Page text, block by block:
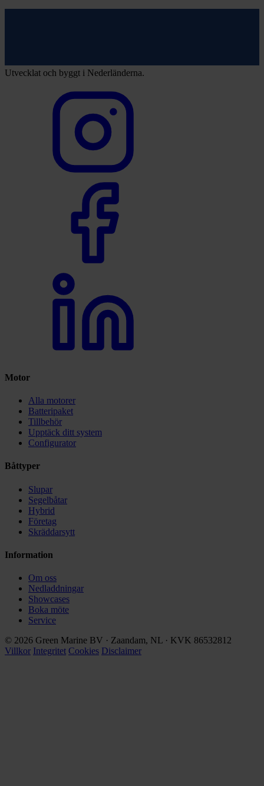
Utvecklat och byggt i Nederländerna.
Motor
Alla motorer
Batteripaket
Tillbehör
Upptäck ditt system
Configurator
Båttyper
Slupar
Segelbåtar
Hybrid
Företag
Skräddarsytt
Information
Om oss
Nedladdningar
Showcases
Boka möte
Service
© 2026 Green Marine BV · Zaandam, NL · KVK 86532812
Villkor Integritet Cookies Disclaimer